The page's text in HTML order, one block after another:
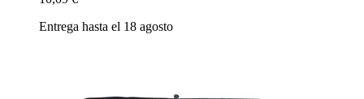
Entrega hasta el 18 agosto